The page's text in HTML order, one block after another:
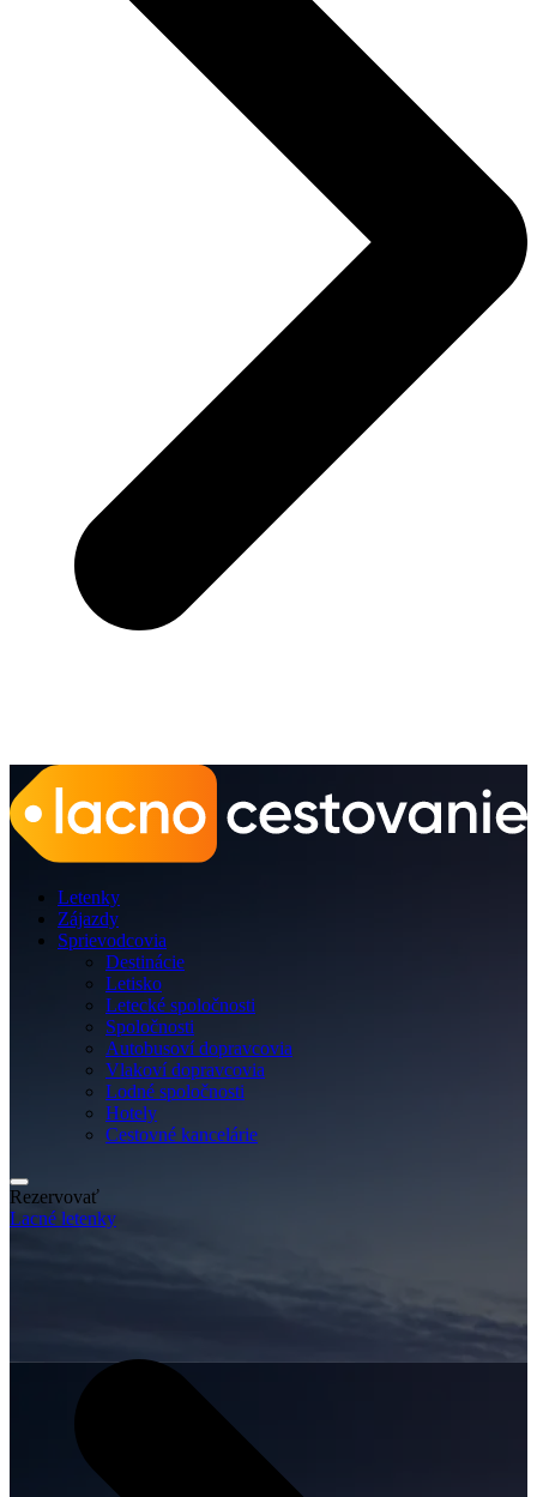
Letenky
Zájazdy
Sprievodcovia
Destinácie
Letisko
Letecké spoločnosti
Spoločnosti
Autobusoví dopravcovia
Vlakoví dopravcovia
Lodné spoločnosti
Hotely
Cestovné kancelárie
Rezervovať
Lacné letenky